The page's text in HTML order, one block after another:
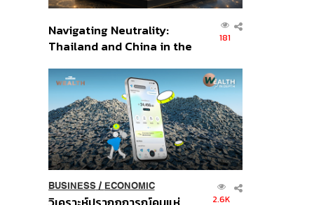
Navigating Neutrality:
Thailand and China in the
Order
181
BUSINESS/ ECONOMIC
2.6K